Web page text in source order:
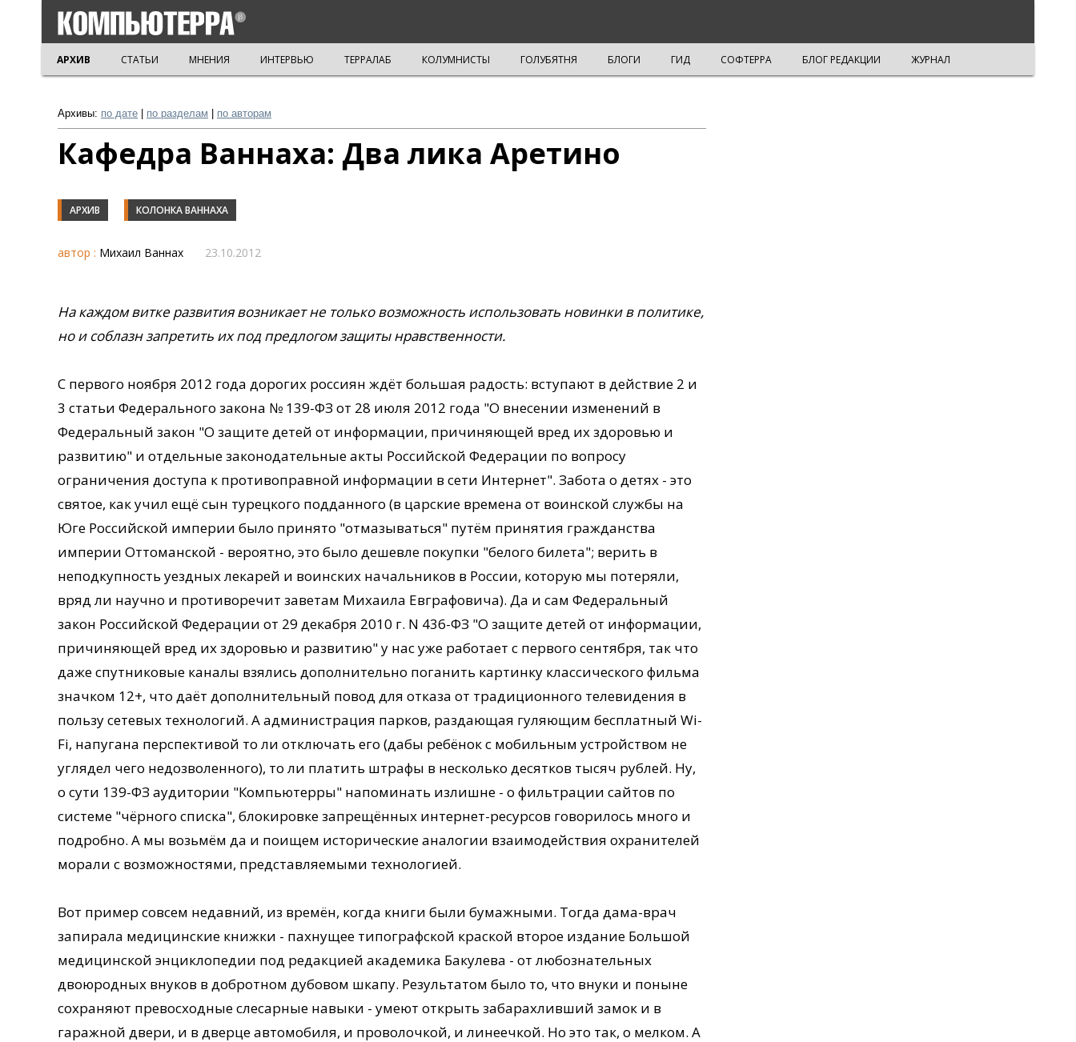
АРХИВ СТАТЬИ МНЕНИЯ ИНТЕРВЬЮ ТЕРРАЛАБ КОЛУМНИСТЫ ГОЛУБЯТНЯ БЛОГИ ГИД СОФТЕРРА БЛОГ РЕДАКЦИИ ЖУРНАЛ
Архивы: по дате по разделам по авторам
Кафедра Ваннаха: Два лика Аретино
АРХИВ КОЛОНКА ВАННАХА
автор : Михаил Ваннах 23.10.2012
На каждом витке развития возникает не только возможность использовать новинки в политике,
но и соблазн запретить их под предлогом защиты нравственности.
С первого ноября 2012 года дорогих россиян ждёт большая радость: вступают в действие 2 и
3 статьи Федерального закона № 139-ФЗ от 28 июля 2012 года "О внесении изменений в
Федеральный закон "О защите детей от информации, причиняющей вред их здоровью и
развитию" и отдельные законодательные акты Российской Федерации по вопросу
ограничения доступа к противоправной информации в сети Интернет". Забота о детях - это
святое, как учил ещё сын турецкого подданного (в царские времена от воинской службы на
Юге Российской империи было принято "отмазываться" путём принятия гражданства
империи Оттоманской - вероятно, это было дешевле покупки "белого билета"; верить в
неподкупность уездных лекарей и воинских начальников в России, которую мы потеряли,
вряд ли научно и противоречит заветам Михаила Евграфовича). Да и сам Федеральный
закон Российской Федерации от 29 декабря 2010 г. N 436-ФЗ "О защите детей от информации,
причиняющей вред их здоровью и развитию" у нас уже работает с первого сентября, так что
даже спутниковые каналы взялись дополнительно поганить картинку классического фильма
значком 12+, что даёт дополнительный повод для отказа от традиционного телевидения в
пользу сетевых технологий. А администрация парков, раздающая гуляющим бесплатный Wi-
Fi, напугана перспективой то ли отключать его (дабы ребёнок с мобильным устройством не
углядел чего недозволенного), то ли платить штрафы в несколько десятков тысяч рублей. Ну,
о сути 139-ФЗ аудитории "Компьютерры" напоминать излишне - о фильтрации сайтов по
системе "чёрного списка", блокировке запрещённых интернет-ресурсов говорилось много и
подробно. А мы возьмём да и поищем исторические аналогии взаимодействия охранителей
морали с возможностями, представляемыми технологией.
Вот пример совсем недавний, из времён, когда книги были бумажными. Тогда дама-врач
запирала медицинские книжки - пахнущее типографской краской второе издание Большой
медицинской энциклопедии под редакцией академика Бакулева - от любознательных
двоюродных внуков в добротном дубовом шкапу. Результатом было то, что внуки и поныне
сохраняют превосходные слесарные навыки - умеют открыть забарахливший замок и в
гаражной двери, и в дверце автомобиля, и проволочкой, и линеечкой. Но это так, о мелком. А